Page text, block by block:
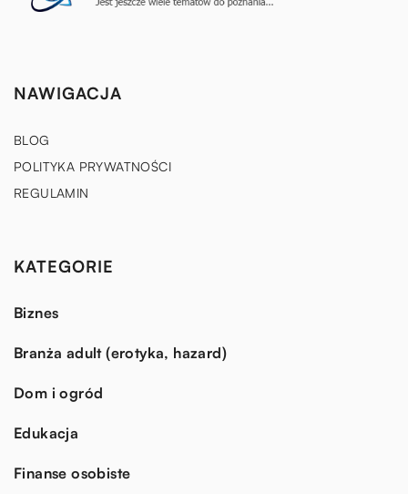
NAWIGACJA
BLOG
POLITYKA PRYWATNOŚCI
REGULAMIN
KATEGORIE
Biznes
Branża adult (erotyka, hazard)
Dom i ogród
Edukacja
Finanse osobiste